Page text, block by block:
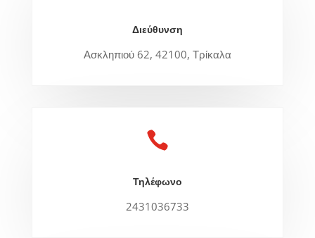
Διεύθυνση
Ασκληπιού 62, 42100, Τρίκαλα

Τηλέφωνο
2431036733